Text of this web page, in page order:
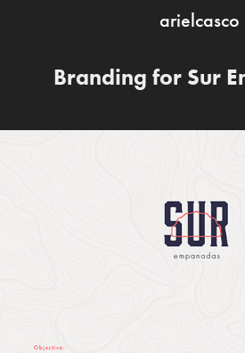
arielcasco
Branding for Sur